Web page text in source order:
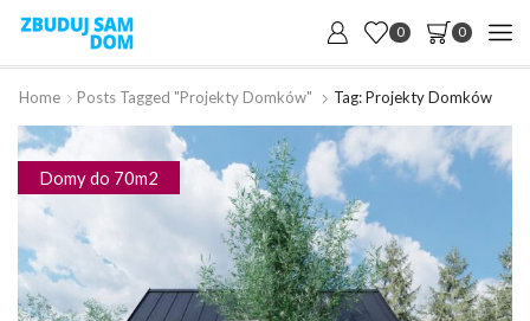
0 0
Home Posts Tagged "projekty Domków" Tag: Projekty Domków
Domy do 70m2